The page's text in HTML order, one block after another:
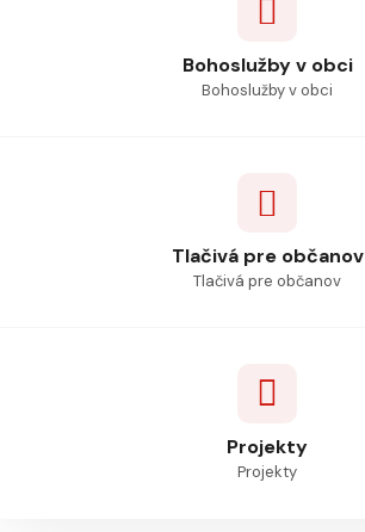
Bohoslužby v obci
Bohoslužby v obci
Tlačivá pre občanov
Tlačivá pre občanov
Projekty
Projekty